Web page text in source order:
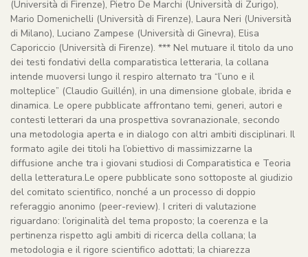
(Università di Firenze), Pietro De Marchi (Università di Zurigo),
Mario Domenichelli (Università di Firenze), Laura Neri (Università
di Milano), Luciano Zampese (Università di Ginevra), Elisa
Caporiccio (Università di Firenze). *** Nel mutuare il titolo da uno
dei testi fondativi della comparatistica letteraria, la collana
intende muoversi lungo il respiro alternato tra “l’uno e il
molteplice” (Claudio Guillén), in una dimensione globale, ibrida e
dinamica. Le opere pubblicate affrontano temi, generi, autori e
contesti letterari da una prospettiva sovranazionale, secondo
una metodologia aperta e in dialogo con altri ambiti disciplinari. Il
formato agile dei titoli ha l’obiettivo di massimizzarne la
diffusione anche tra i giovani studiosi di Comparatistica e Teoria
della letteratura.Le opere pubblicate sono sottoposte al giudizio
del comitato scientifico, nonché a un processo di doppio
referaggio anonimo (peer-review). I criteri di valutazione
riguardano: l’originalità del tema proposto; la coerenza e la
pertinenza rispetto agli ambiti di ricerca della collana; la
metodologia e il rigore scientifico adottati; la chiarezza